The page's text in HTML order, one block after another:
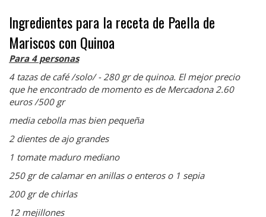
Ingredientes para la receta de Paella de
Mariscos con Quinoa
Para 4 personas
4 tazas de café /solo/ - 280 gr de quinoa. El mejor precio
que he encontrado de momento es de Mercadona 2.60
euros /500 gr
media cebolla mas bien pequeña
2 dientes de ajo grandes
1 tomate maduro mediano
250 gr de calamar en anillas o enteros o 1 sepia
200 gr de chirlas
12 mejillones